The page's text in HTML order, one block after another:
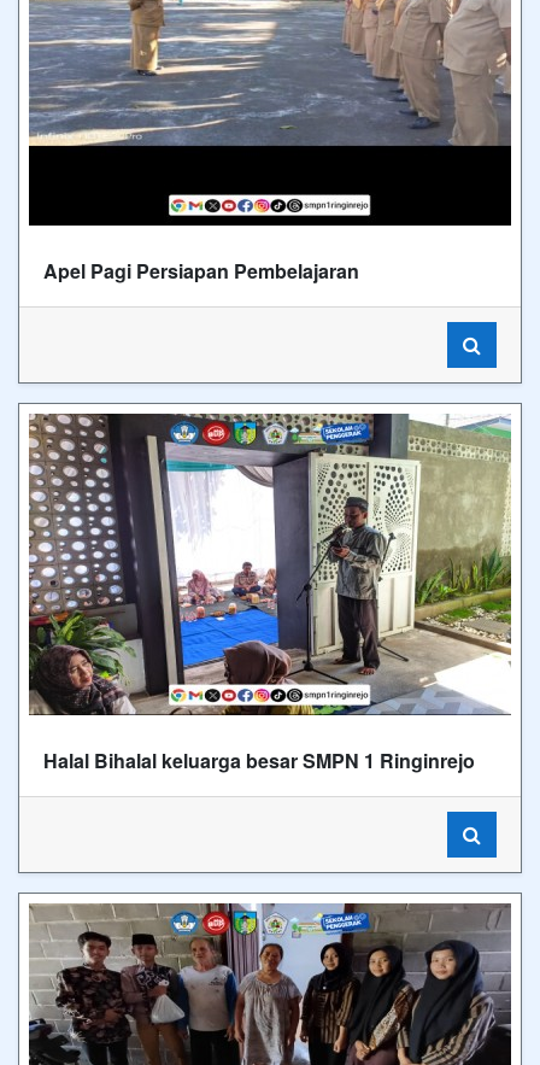
Apel Pagi Persiapan Pembelajaran
Halal Bihalal keluarga besar SMPN 1 Ringinrejo